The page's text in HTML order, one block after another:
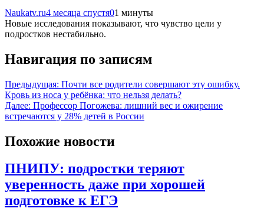
Naukatv.ru4 месяца спустя01 минуты
Новые исследования показывают, что чувство цели у
подростков нестабильно.
Навигация по записям
Предыдущая: Почти все родители совершают эту ошибку.
Кровь из носа у ребёнка: что нельзя делать?
Далее: Профессор Погожева: лишний вес и ожирение
встречаются у 28% детей в России
Похожие новости
ПНИПУ: подростки теряют
уверенность даже при хорошей
подготовке к ЕГЭ